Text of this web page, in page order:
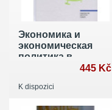
Экономика и
экономическая
политика в
445 Kč
K dispozici